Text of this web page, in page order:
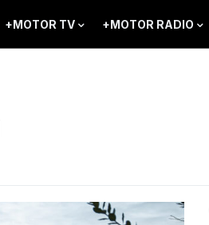
+MOTOR TV +MOTOR RADIO